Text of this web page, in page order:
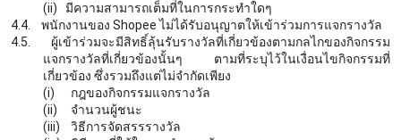
(ii)
มีความสามารถเต็มที่ในการกระทำใดๆ
4.4.
พนักงานของ Shopee ไม่ได้รับอนุญาตให้เข้าร่วมการแจกรางวัล
4.5.
ผู้เข้าร่วมจะมีสิทธิ์ลุ้นรับรางวัลที่เกี่ยวข้องตามกลไกของกิจกรรม
แจกรางวัลที่เกี่ยวข้องนั้นๆ ตามที่ระบุไว้ในเงื่อนไขกิจกรรมที่
เกี่ยวข้อง ซึ่งรวมถึงแต่ไม่จำกัดเพียง
(i)
กฎของกิจกรรมแจกรางวัล
(ii)
จำนวนผู้ชนะ
(iii)
วิธีการจัดสรรรางวัล